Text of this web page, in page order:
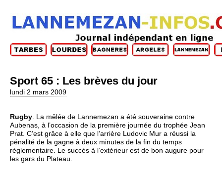
Sport 65 : Les brèves du jour
lundi 2 mars 2009
Rugby . La mêlée de Lannemezan a été souveraine contre
Aubenas, à l’occasion de la première journée du trophée Jean
Prat. C’est grâce à elle que l’arrière Ludovic Mur a réussi la
pénalité de la gagne à deux minutes de la fin du temps
réglementaire. Le succès à l’extérieur est de bon augure pour
les gars du Plateau.